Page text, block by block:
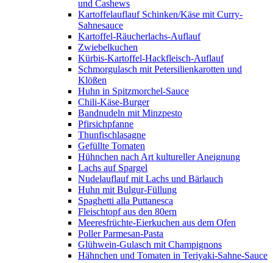
und Cashews
Kartoffelauflauf Schinken/Käse mit Curry-
Sahnesauce
Kartoffel-Räucherlachs-Auflauf
Zwiebelkuchen
Kürbis-Kartoffel-Hackfleisch-Auflauf
Schmorgulasch mit Petersilienkarotten und
Klößen
Huhn in Spitzmorchel-Sauce
Chili-Käse-Burger
Bandnudeln mit Minzpesto
Pfirsichpfanne
Thunfischlasagne
Gefüllte Tomaten
Hühnchen nach Art kultureller Aneignung
Lachs auf Spargel
Nudelauflauf mit Lachs und Bärlauch
Huhn mit Bulgur-Füllung
Spaghetti alla Puttanesca
Fleischtopf aus den 80ern
Meeresfrüchte-Eierkuchen aus dem Ofen
Poller Parmesan-Pasta
Glühwein-Gulasch mit Champignons
Hähnchen und Tomaten in Teriyaki-Sahne-Sauce